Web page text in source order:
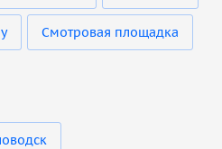
Смотровая площадка